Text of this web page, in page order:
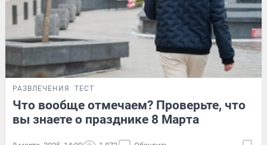
РАЗВЛЕЧЕНИЯ ТЕСТ
Что вообще отмечаем? Проверьте, что
вы знаете о празднике 8 Марта